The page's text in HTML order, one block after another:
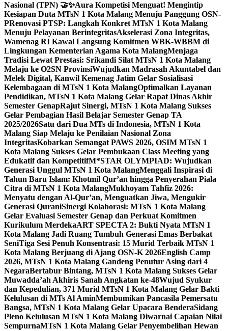
Nasional (TPN) 🤝✨Aura Kompetisi Menguat! Mengintip
Kesiapan Duta MTsN 1 Kota Malang Menuju Panggung OSN-
PRenovasi PTSP: Langkah Konkret MTsN 1 Kota Malang
Menuju Pelayanan BerintegritasAkselerasi Zona Integritas,
Wamenag RI Kawal Langsung Komitmen WBK-WBBM di
Lingkungan Kementerian Agama Kota MalangMenjaga
Tradisi Lewat Prestasi: Srikandi Silat MTsN 1 Kota Malang
Melaju ke O2SN ProvinsiWujudkan Madrasah Akuntabel dan
Melek Digital, Kanwil Kemenag Jatim Gelar Sosialisasi
Kelembagaan di MTsN 1 Kota MalangOptimalkan Layanan
Pendidikan, MTsN 1 Kota Malang Gelar Rapat Dinas Akhir
Semester GenapRajut Sinergi, MTsN 1 Kota Malang Sukses
Gelar Pembagian Hasil Belajar Semester Genap TA
2025/2026Satu dari Dua MTs di Indonesia, MTsN 1 Kota
Malang Siap Melaju ke Penilaian Nasional Zona
IntegritasKobarkan Semangat PAWS 2026, OSIM MTsN 1
Kota Malang Sukses Gelar Pembukaan Class Meeting yang
Edukatif dan KompetitifM*STAR OLYMPIAD: Wujudkan
Generasi Unggul MTsN 1 Kota MalangMenggali Inspirasi di
Tahun Baru Islam: Khotmil Qur’an hingga Penyerahan Piala
Citra di MTsN 1 Kota MalangMukhoyam Tahfiz 2026:
Menyatu dengan Al-Qur’an, Menguatkan Jiwa, Mengukir
Generasi QuraniSinergi Kolaborasi: MTsN 1 Kota Malang
Gelar Evaluasi Semester Genap dan Perkuat Komitmen
Kurikulum MerdekaART SPECTA 2: Bukti Nyata MTsN 1
Kota Malang Jadi Ruang Tumbuh Generasi Emas Berbakat
SeniTiga Sesi Penuh Konsentrasi: 15 Murid Terbaik MTsN 1
Kota Malang Berjuang di Ajang OSN-K 2026English Camp
2026, MTsN 1 Kota Malang Gandeng Penutur Asing dari 4
NegaraBertabur Bintang, MTsN 1 Kota Malang Sukses Gelar
Muwadda’ah Akhiris Sanah Angkatan ke-48Wujud Syukur
dan Kepedulian, 371 Murid MTsN 1 Kota Malang Gelar Bakti
Kelulusan di MTs Al AminMembumikan Pancasila Pemersatu
Bangsa, MTsN 1 Kota Malang Gelar Upacara BenderaSidang
Pleno Kelulusan MTsN 1 Kota Malang Diwarnai Capaian Nilai
SempurnaMTsN 1 Kota Malang Gelar Penyembelihan Hewan